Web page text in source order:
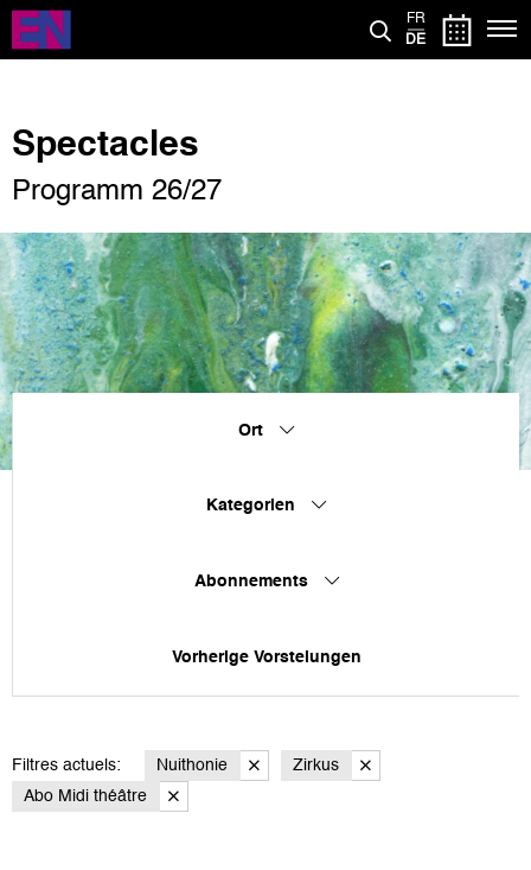
Direkt
zum
Inhalt
FR
DE
Spectacles
Programm 26/27
Ort
Kategorien
Abonnements
Vorherige Vorstelungen
Filtres actuels: Nuithonie
Zirkus
Abo Midi théâtre